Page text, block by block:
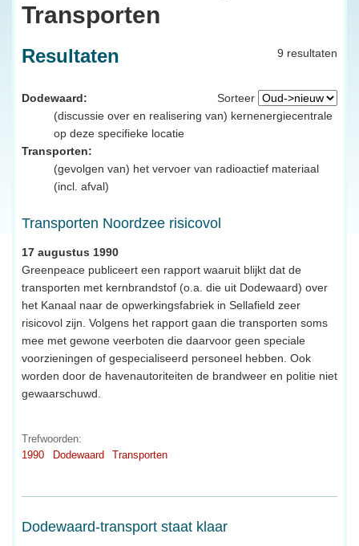
Transporten
9 resultaten
Resultaten
Sorteer
Dodewaard:
(discussie over en realisering van) kernenergiecentrale
op deze specifieke locatie
Transporten:
(gevolgen van) het vervoer van radioactief materiaal
(incl. afval)
Transporten Noordzee risicovol
17 augustus 1990
Greenpeace publiceert een rapport waaruit blijkt dat de
transporten met kernbrandstof (o.a. die uit Dodewaard) over
het Kanaal naar de opwerkingsfabriek in Sellafield zeer
risicovol zijn. Volgens het rapport gaan die transporten soms
mee met gewone veerboten die daarvoor geen speciale
voorzieningen of gespecialiseerd personeel hebben. Ook
worden door de havenautoriteiten de brandweer en politie niet
gewaarschuwd.
Trefwoorden:
1990
Dodewaard Transporten
Dodewaard-transport staat klaar